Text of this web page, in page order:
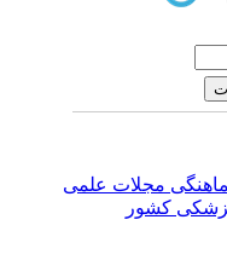
مجلات علمی
کشور